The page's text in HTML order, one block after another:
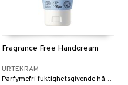
Fragrance Free Handcream
URTEKRAM
Parfymefri fuktighetsgivende håndkrem